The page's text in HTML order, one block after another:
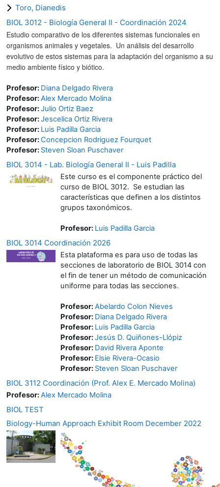
Toro, Dianedis
BIOL 3012 - Biología General II - Coordinación 2024
Estudio comparativo de los diferentes sistemas funcionales en
organismos animales y vegetales. Un análisis del desarrollo
evolutivo de estos sistemas para la adaptación del organismo a su
medio ambiente físico y biótico.
Profesor: Diana Delgado Rivera
Profesor:Alex Mercado Molina
Profesor:Julio Ortiz Baez
Profesor:Jescelica Ortiz Rivera
Profesor: Luis Padilla Garcia
Profesor:Concepcion Rodriguez Fourquet
Profesor: Steven Sloan Puschaver
BIOL 3014 - Lab. Biología General II - Luis Padilla
Este curso es el componente práctico del
curso de BIOL 3012. Se estudian las
características que definen a los distintos
grupos taxonómicos.
Profesor: Luis Padilla Garcia
BIOL 3014 Coordinación 2026
Esta plataforma es para uso de todas las
secciones de laboratorio de BIOL 3014 con
el fin de tener un método de comunicación
uniforme para todas las secciones.
Profesor:Abelardo Colon Nieves
Profesor: Diana Delgado Rivera
Profesor: Luis Padilla Garcia
Profesor:Jesús D. Quiñones-Llópiz
Profesor: David Rivera Aponte
Profesor: Elsie Rivera-Ocasio
Profesor: Steven Sloan Puschaver
BIOL 3112 Coordinación (Prof. Alex E. Mercado Molina)
Profesor:Alex Mercado Molina
BIOL TEST
Biology-Human Approach Exhibit Room December 2022